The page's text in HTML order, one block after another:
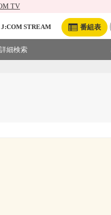
TV
番組表
J:COM STREAM
詳細検索